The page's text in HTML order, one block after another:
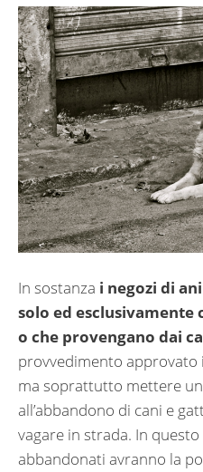
In sostanza i negozi di
solo ed esclusivamente
o che provengano dai
provvedimento
ma soprattutto mettere
all’abbandono di cani e
vagare in strada. In
abbandonati avranno la